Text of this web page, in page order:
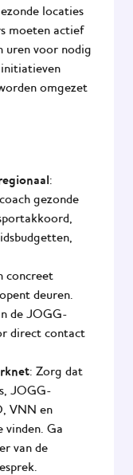
locaties
moeten actief
uren voor nodig
omgezet
:
gezonde
concreet
deuren.
de JOGG-
direct contact
: Zorg dat
JOGG-
VNN en
vinden. Ga
van de